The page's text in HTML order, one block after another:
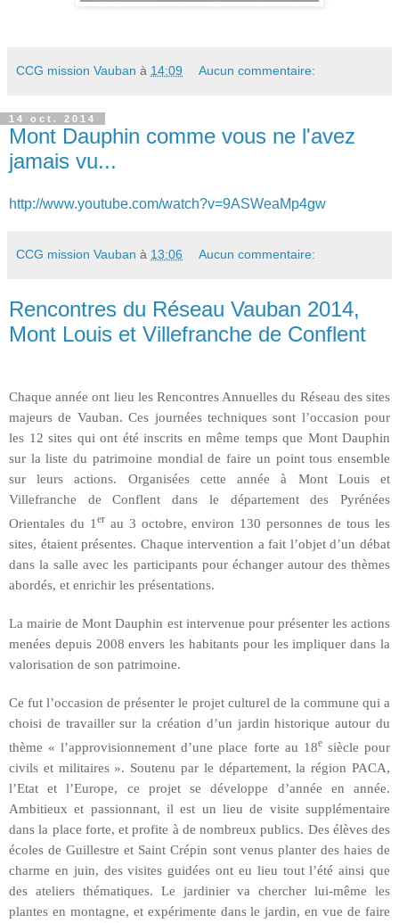
CCG mission Vauban à 14:09 Aucun commentaire:
14 oct. 2014
Mont Dauphin comme vous ne l'avez
jamais vu...
http://www.youtube.com/watch?v=9ASWeaMp4gw
CCG mission Vauban à 13:06 Aucun commentaire:
Rencontres du Réseau Vauban 2014,
Mont Louis et Villefranche de Conflent
Chaque année ont lieu les Rencontres Annuelles du Réseau des sites
majeurs de Vauban. Ces journées techniques sont l’occasion pour
les 12 sites qui ont été inscrits en même temps que Mont Dauphin
sur la liste du patrimoine mondial de faire un point tous ensemble
sur leurs actions. Organisées cette année à Mont Louis et
Villefranche de Conflent dans le département des Pyrénées
Orientales du 1 erau 3 octobre, environ 130 personnes de tous les
sites, étaient présentes. Chaque intervention a fait l’objet d’un débat
dans la salle avec les participants pour échanger autour des thèmes
abordés, et enrichir les présentations.
La mairie de Mont Dauphin est intervenue pour présenter les actions
menées depuis 2008 envers les habitants pour les impliquer dans la
valorisation de son patrimoine.
Ce fut l’occasion de présenter le projet culturel de la commune qui a
choisi de travailler sur la création d’un jardin historique autour du
thème « l’approvisionnement d’une place forte au 18esiècle pour
civils et militaires ». Soutenu par le département, la région PACA,
l’Etat et l’Europe, ce projet se développe d’année en année.
Ambitieux et passionnant, il est un lieu de visite supplémentaire
dans la place forte, et profite à de nombreux publics. Des élèves des
écoles de Guillestre et Saint Crépin sont venus planter des haies de
charme en juin, des visites guidées ont eu lieu tout l’été ainsi que
des ateliers thématiques. Le jardinier va chercher lui-même les
plantes en montagne, et expérimente dans le jardin, en vue de faire